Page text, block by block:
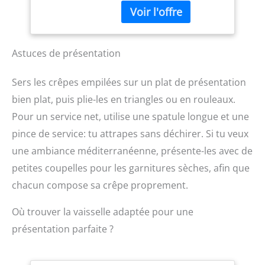
lave-vaisselle, prête à
être réutilisée
immédiatement. Ainsi,
LONGUEUR OPTIMALE -
Avec une longueur totale
de 51,80, notre spatule
pour crepiere est idéale
pour les grands appareils
de restauration. La lame
mesure 40cm de long et
4,00cm de large. NOTRE
ENGAGEMENT - Nous
sommes votre grossiste
restauration à travers
qualité durable, prix
Astuces de présentation
Sers les crêpes empilées sur un plat de présentation
bien plat, puis plie-les en triangles ou en rouleaux.
Pour un service net, utilise une spatule longue et une
pince de service: tu attrapes sans déchirer. Si tu veux
une ambiance méditerranéenne, présente-les avec de
petites coupelles pour les garnitures sèches, afin que
chacun compose sa crêpe proprement.
Où trouver la vaisselle adaptée pour une
présentation parfaite ?